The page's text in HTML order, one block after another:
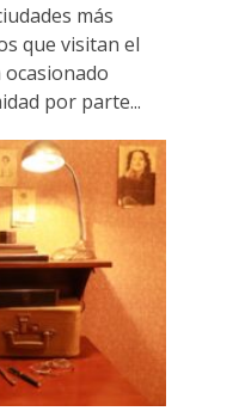
más
que visitan el
por parte...